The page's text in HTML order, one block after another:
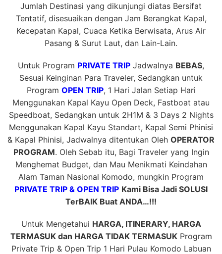
Jumlah Destinasi yang dikunjungi diatas Bersifat
Tentatif, disesuaikan dengan Jam Berangkat Kapal,
Kecepatan Kapal, Cuaca Ketika Berwisata, Arus Air
Pasang & Surut Laut, dan Lain-Lain.
Untuk Program PRIVATE TRIP Jadwalnya BEBAS,
Sesuai Keinginan Para Traveler, Sedangkan untuk
Program OPEN TRIP, 1 Hari Jalan Setiap Hari
Menggunakan Kapal Kayu Open Deck, Fastboat atau
Speedboat, Sedangkan untuk 2H1M & 3 Days 2 Nights
Menggunakan Kapal Kayu Standart, Kapal Semi Phinisi
& Kapal Phinisi, Jadwalnya ditentukan Oleh OPERATOR
PROGRAM. Oleh Sebab itu, Bagi Traveler yang Ingin
Menghemat Budget, dan Mau Menikmati Keindahan
Alam Taman Nasional Komodo, mungkin Program
PRIVATE TRIP & OPEN TRIP Kami Bisa Jadi SOLUSI
TerBAIK Buat ANDA…!!!
Untuk Mengetahui HARGA, ITINERARY, HARGA
TERMASUK dan HARGA TIDAK TERMASUKProgram
Private Trip & Open Trip 1 Hari Pulau Komodo Labuan